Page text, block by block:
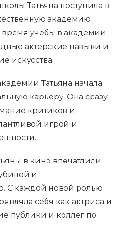
Татьяна поступила в
академию
учебы в академии
актерские навыки и
искусства.
Татьяна начала
карьеру. Она сразу
критиков и
игрой и
в кино впечатлили
и
С каждой новой ролью
себя как актриса и
публики и коллег по